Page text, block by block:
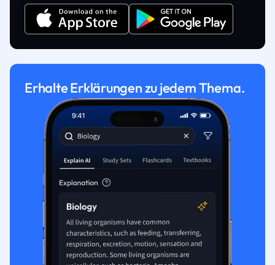
Erhalte Erklärungen zu jedem Thema.